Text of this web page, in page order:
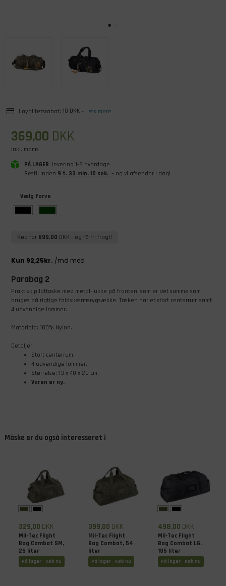
Loyalitetsrabat: 18 DKK - Læs mere
369,00 DKK
Inkl. moms
PÅ LAGER levering 1-2 hverdage
Bestil inden 9 t. 33 min. 10 sek. – og vi afsender i dag!
Vælg farve
Køb for 699,00 DKK - og få fri fragt!
Parabag 2
Praktisk pilottaske med metal-lukke på fronten, som er det samme som
bruges på rigtige faldskærmsrygsække. Tasken har et stort centerrum samt
4 udvendige lommer.
Materiale: 100% Nylon.
Detaljer:
Stort centerrum.
4 udvendige lommer.
Størrelse: 13 x 40 x 20 cm.
Varen er ny.
Måske er du også interesseret i
329,00 DKK
Mil-Tec Flight
Bag Combat SM,
25 liter
På lager - Køb nu
399,00 DKK
Mil-Tec Flight
Bag Combat, 54
liter
På lager - Køb nu
498,00 DKK
Mil-Tec Flight
Bag Combat LG,
105 liter
På lager - Køb nu